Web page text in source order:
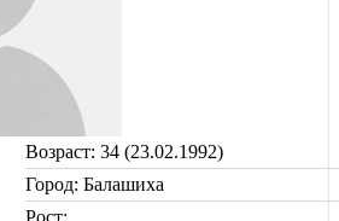
Возраст: 34 (23.02.1992)
Город: Балашиха
Рост: